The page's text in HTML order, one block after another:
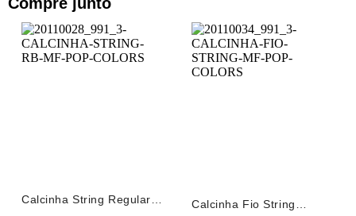
Calcinha String Regular
Calcinha Fio String